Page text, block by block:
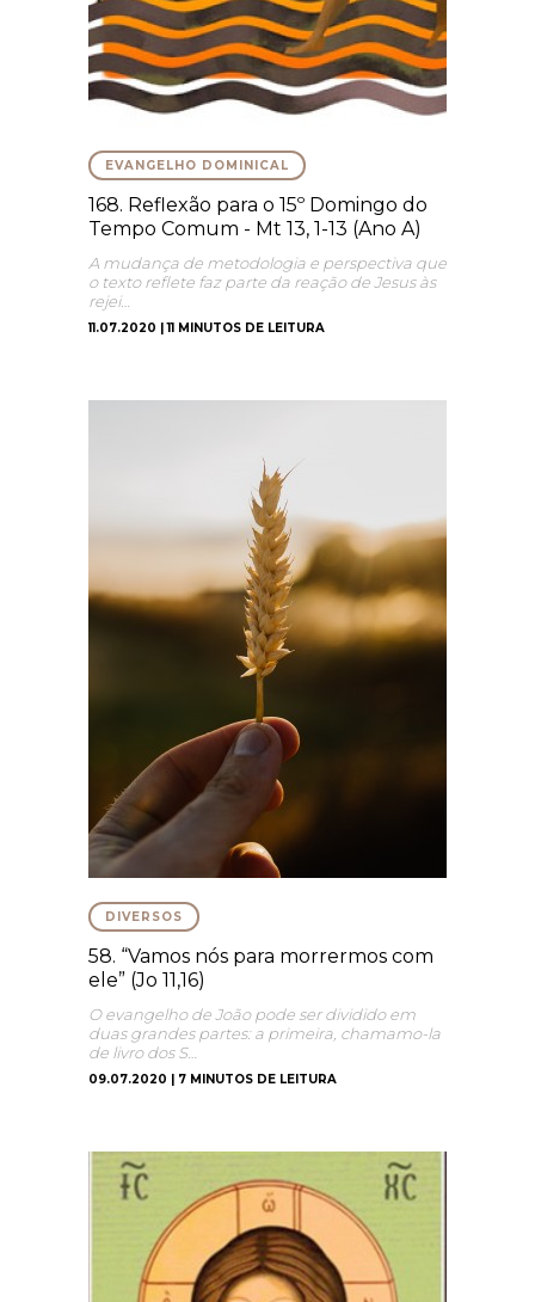
EVANGELHO DOMINICAL
168. Reflexão para o 15º Domingo do
Tempo Comum - Mt 13, 1-13 (Ano A)
A mudança de metodologia e perspectiva que
o texto reflete faz parte da reação de Jesus às
rejei…
11.07.2020 | 11 MINUTOS DE LEITURA
DIVERSOS
58. “Vamos nós para morrermos com
ele” (Jo 11,16)
O evangelho de João pode ser dividido em
duas grandes partes: a primeira, chamamo-la
de livro dos S…
09.07.2020 | 7 MINUTOS DE LEITURA